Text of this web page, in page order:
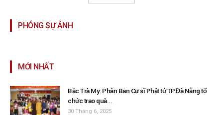
PHÓNG SỰ ẢNH
MỚI NHẤT
Bắc Trà My: Phân Ban Cư sĩ Phật tử TP.Đà Nẵng tổ
chức trao quà...
30 Tháng 6, 2025